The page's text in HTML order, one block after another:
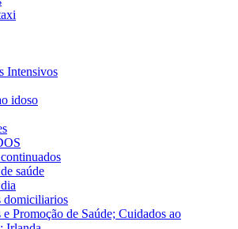
Intensivos
idoso
saúde
domiciliarios
Promoção de Saúde; Cuidados ao